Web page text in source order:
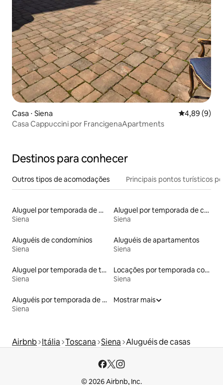
Casa ⋅ Siena 4,89 de uma
4,89 (9)
Casa Cappuccini por FrancigenaApartments
Destinos para conhecer
Outros tipos de acomodações Principais pontos turísticos
Aluguel por temporada de microcasas
Siena
Aluguel por temporada de castelos
Siena
Aluguéis de condomínios
Siena
Aluguéis de apartamentos
Siena
Aluguel por temporada de townhouses
Siena
Locações por temporada com piscina
Siena
Aluguéis por temporada de celeiros
Siena
Mostrar mais
Airbnb Itália Toscana Siena Aluguéis de casas
© 2026 Airbnb, Inc.